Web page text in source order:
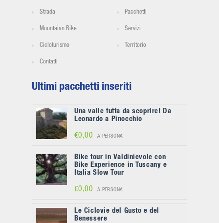
Strada Pacchetti
Mountaian Bike Servizi
Cicloturismo Territorio
Contatti
Ultimi pacchetti inseriti
Una valle tutta da scoprire! Da
Leonardo a Pinocchio
€0,00 A PERSONA
Bike tour in Valdinievole con
Bike Experience in Tuscany e
Italia Slow Tour
€0,00 A PERSONA
Le Ciclovie del Gusto e del
Benessere